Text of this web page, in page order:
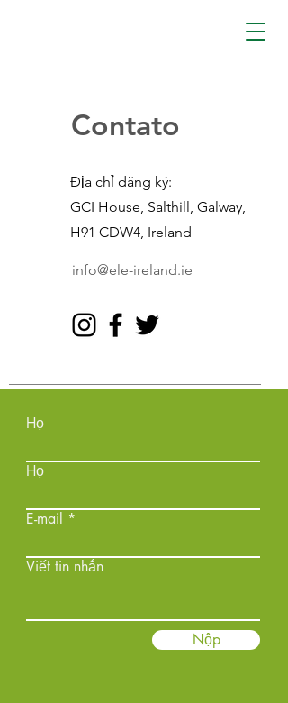
Contato
Địa chỉ đăng ký:
GCI House, Salthill, Galway,
H91 CDW4, Ireland
info@ele-ireland.ie
Họ
Họ
E-mail
Viết tin nhắn
Nộp